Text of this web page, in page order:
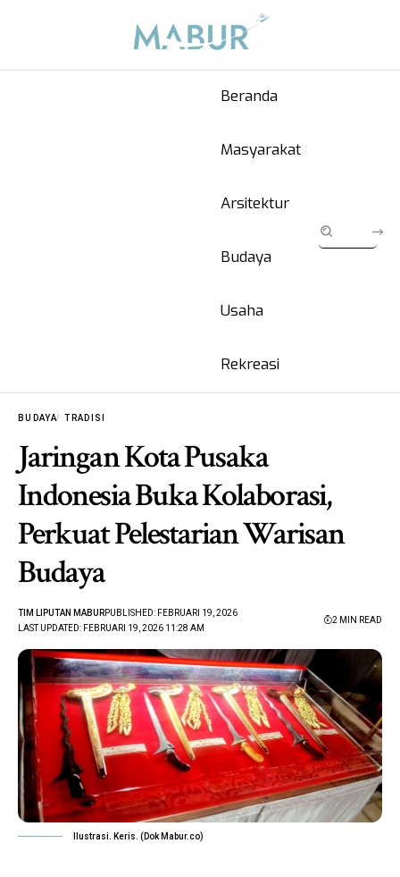
Beranda
Masyarakat
Arsitektur
Budaya
Usaha
Rekreasi
BUDAYA TRADISI
Jaringan Kota Pusaka
Indonesia Buka Kolaborasi,
Perkuat Pelestarian Warisan
Budaya
LAST UPDATED: FEBRUARI 19, 2026 11:28 AM
TIM LIPUTAN MABURPUBLISHED: FEBRUARI 19, 2026
2 MIN READ
Ilustrasi. Keris. (Dok Mabur.co)